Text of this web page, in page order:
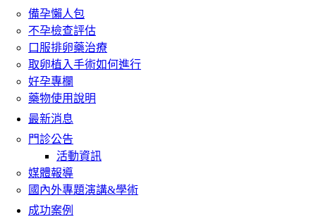
備孕懶人包
不孕檢查評估
口服排卵藥治療
取卵植入手術如何進行
好孕專欄
藥物使用說明
最新消息
門診公告
活動資訊
媒體報導
國內外專題演講&學術
成功案例